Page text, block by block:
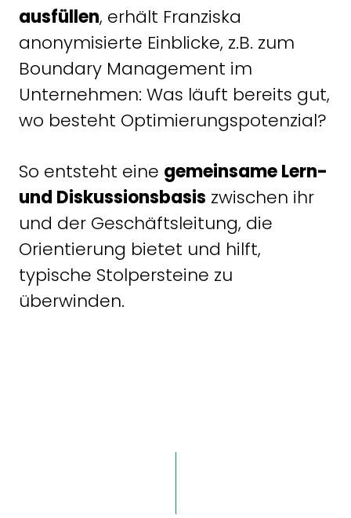
ausfüllen, erhält Franziska
anonymisierte Einblicke, z.B. zum
Boundary Management im
Unternehmen: Was läuft bereits gut,
wo besteht Optimierungspotenzial?
So entsteht eine gemeinsame Lern-
und Diskussionsbasis zwischen ihr
und der Geschäftsleitung, die
Orientierung bietet und hilft,
typische Stolpersteine zu
überwinden.